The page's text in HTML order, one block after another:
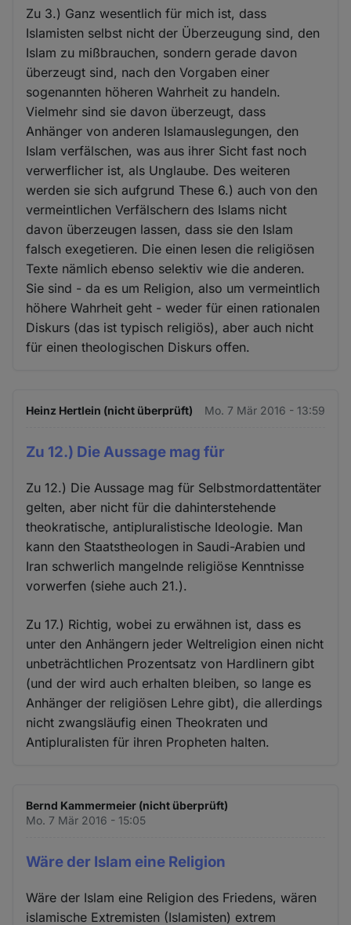
Zu 3.) Ganz wesentlich für mich ist, dass
Islamisten selbst nicht der Überzeugung sind, den
Islam zu mißbrauchen, sondern gerade davon
überzeugt sind, nach den Vorgaben einer
sogenannten höheren Wahrheit zu handeln.
Vielmehr sind sie davon überzeugt, dass
Anhänger von anderen Islamauslegungen, den
Islam verfälschen, was aus ihrer Sicht fast noch
verwerflicher ist, als Unglaube. Des weiteren
werden sie sich aufgrund These 6.) auch von den
vermeintlichen Verfälschern des Islams nicht
davon überzeugen lassen, dass sie den Islam
falsch exegetieren. Die einen lesen die religiösen
Texte nämlich ebenso selektiv wie die anderen.
Sie sind - da es um Religion, also um vermeintlich
höhere Wahrheit geht - weder für einen rationalen
Diskurs (das ist typisch religiös), aber auch nicht
für einen theologischen Diskurs offen.
Heinz Hertlein (nicht überprüft) Mo. 7 Mär 2016 - 13:59
Zu 12.) Die Aussage mag für
Zu 12.) Die Aussage mag für Selbstmordattentäter
gelten, aber nicht für die dahinterstehende
theokratische, antipluralistische Ideologie. Man
kann den Staatstheologen in Saudi-Arabien und
Iran schwerlich mangelnde religiöse Kenntnisse
vorwerfen (siehe auch 21.).
Zu 17.) Richtig, wobei zu erwähnen ist, dass es
unter den Anhängern jeder Weltreligion einen nicht
unbeträchtlichen Prozentsatz von Hardlinern gibt
(und der wird auch erhalten bleiben, so lange es
Anhänger der religiösen Lehre gibt), die allerdings
nicht zwangsläufig einen Theokraten und
Antipluralisten für ihren Propheten halten.
Bernd Kammermeier (nicht überprüft)
Mo. 7 Mär 2016 - 15:05
Wäre der Islam eine Religion
Wäre der Islam eine Religion des Friedens, wären
islamische Extremisten (Islamisten) extrem